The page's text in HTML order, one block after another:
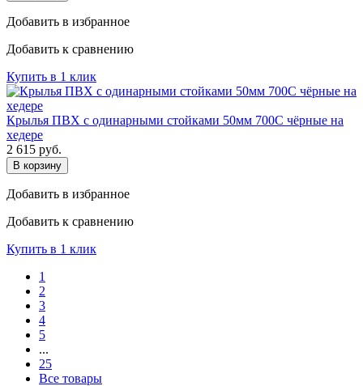
Добавить в избранное
Добавить к сравнению
Купить в 1 клик
Крылья ПВХ с одинарными стойками 50мм 700C чёрные на
хедере
2 615 руб.
В корзину
Добавить в избранное
Добавить к сравнению
Купить в 1 клик
1
2
3
4
5
...
25
Все товары